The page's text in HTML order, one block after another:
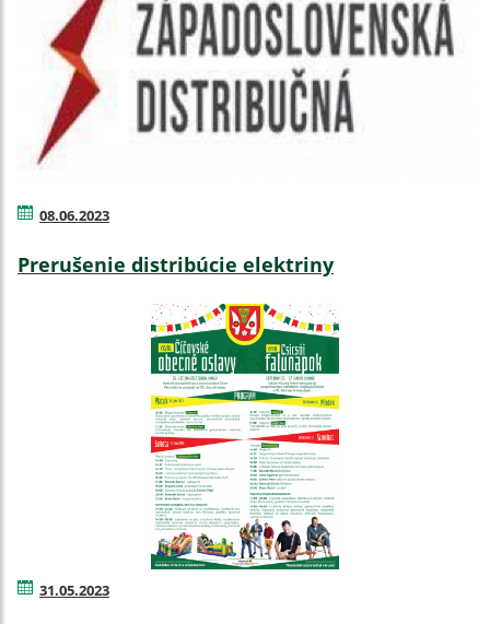
08.06.2023
Prerušenie distribúcie elektriny
31.05.2023